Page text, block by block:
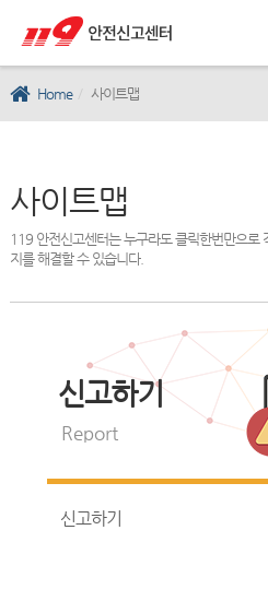
Home 사이트맵
사이트맵
119 안전신고센터는 누구라도 클릭한번만으로
지를 해결할 수 있습니다.
신고하기
Report
신고하기